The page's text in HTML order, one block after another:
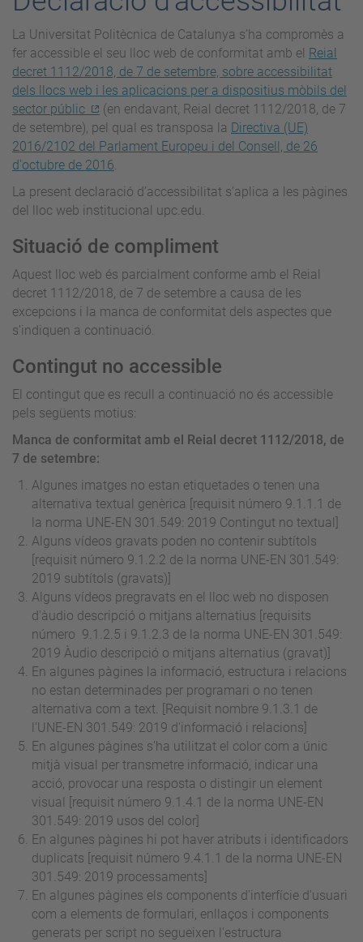
La Universitat Politècnica de Catalunya s’ha compromès a
fer accessible el seu lloc web de conformitat amb el Reial
decret 1112/2018, de 7 de setembre, sobre accessibilitat
dels llocs web i les aplicacions per a dispositius mòbils del
sector públic
(en endavant, Reial decret 1112/2018, de 7
de setembre), pel qual es transposa la Directiva (UE)
2016/2102 del Parlament Europeu i del Consell, de 26
d'octubre de 2016.
La present declaració d’accessibilitat s’aplica a les pàgines
del lloc web institucional upc.edu.
Situació de compliment
Aquest lloc web és parcialment conforme amb el Reial
decret 1112/2018, de 7 de setembre a causa de les
excepcions i la manca de conformitat dels aspectes que
s’indiquen a continuació.
Contingut no accessible
El contingut que es recull a continuació no és accessible
pels següents motius:
Manca de conformitat amb el Reial decret 1112/2018, de
7 de setembre:
Algunes imatges no estan etiquetades o tenen una
alternativa textual genèrica [requisit número 9.1.1.1 de
la norma UNE-EN 301.549: 2019 Contingut no textual]
Alguns vídeos gravats poden no contenir subtítols
[requisit número 9.1.2.2 de la norma UNE-EN 301.549:
2019 subtítols (gravats)]
Alguns vídeos pregravats en el lloc web no disposen
d'àudio descripció o mitjans alternatius [requisits
número 9.1.2.5 i 9.1.2.3 de la norma UNE-EN 301.549:
2019 Àudio descripció o mitjans alternatius (gravat)]
En algunes pàgines la informació, estructura i relacions
no estan determinades per programari o no tenen
alternativa com a text. [Requisit nombre 9.1.3.1 de
l'UNE-EN 301.549: 2019 d'informació i relacions]
En algunes pàgines s'ha utilitzat el color com a únic
mitjà visual per transmetre informació, indicar una
acció, provocar una resposta o distingir un element
visual [requisit número 9.1.4.1 de la norma UNE-EN
301.549: 2019 usos del color]
En algunes pàgines hi pot haver atributs i identificadors
duplicats [requisit número 9.4.1.1 de la norma UNE-EN
301.549: 2019 processaments]
En algunes pàgines els components d'interfície d'usuari
com a elements de formulari, enllaços i components
generats per script no segueixen l'estructura